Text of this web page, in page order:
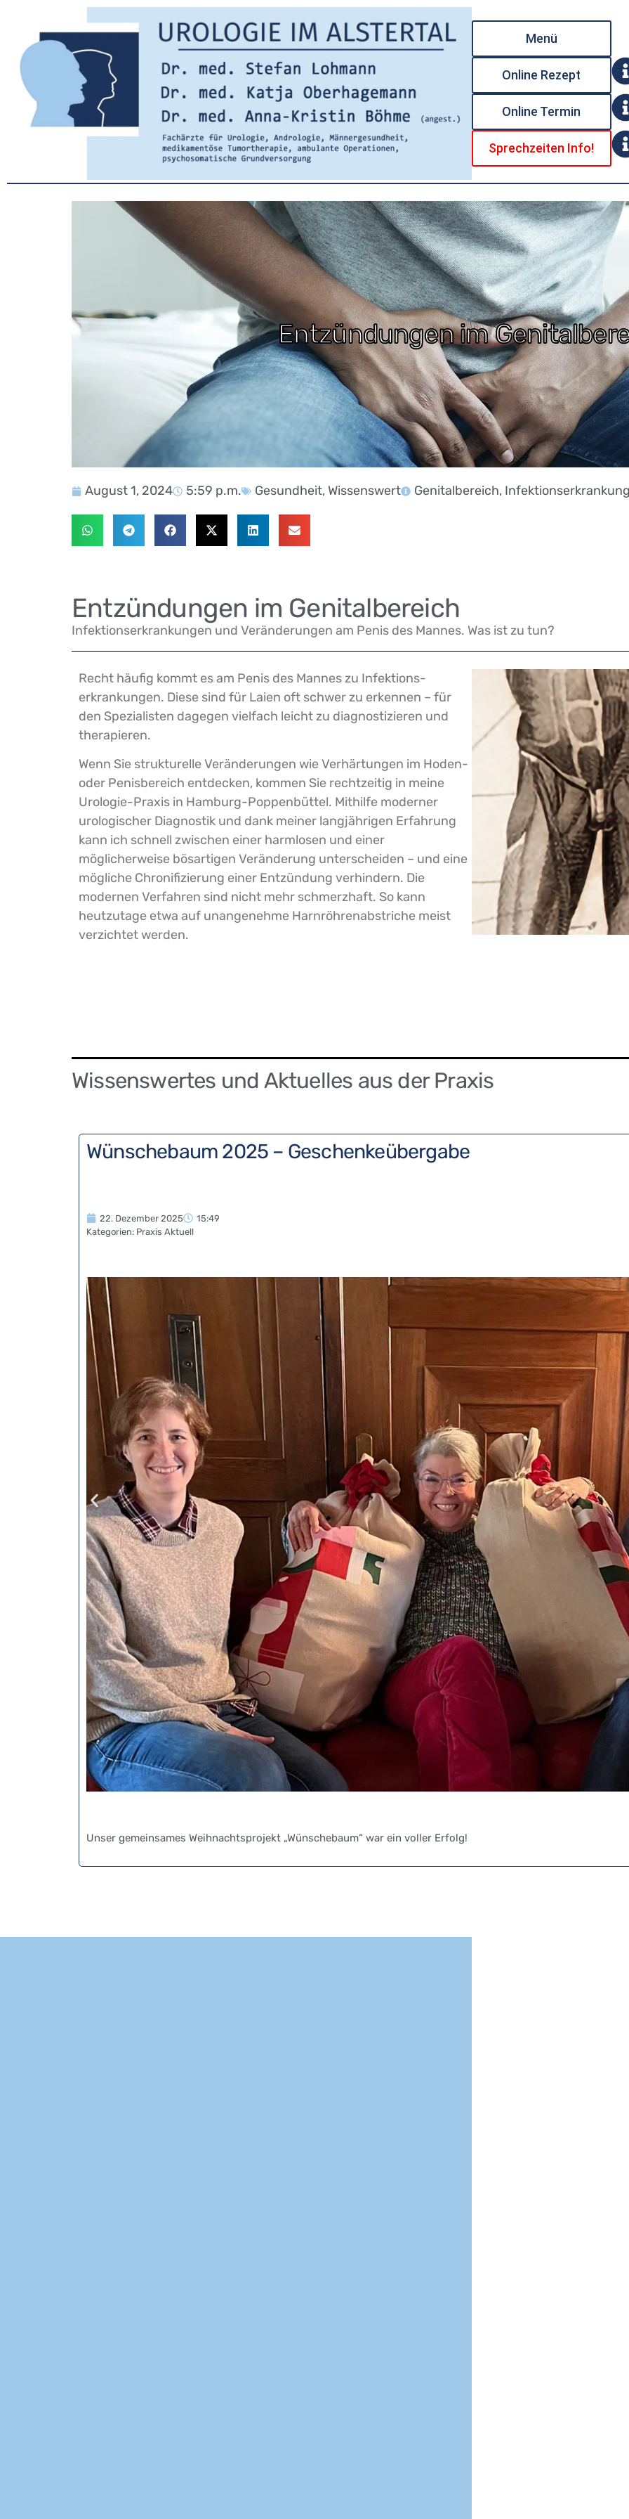
Menü
Online Rezept
Online Termin
Sprechzeiten Info!
Entzündungen im
August 1, 2024 5:59 p.m. Gesundheit, Wissenswert Genitalbereich,
Entzündungen im Genitalbereich
Infektions­erkrankungen und Veränderungen am Penis des Mannes. Was ist zu tun?
Recht häufig kommt es am Penis des Mannes zu Infektions­
erkrankungen. Diese sind für Laien oft schwer zu erkennen – für
den Spezialisten dagegen vielfach leicht zu diagnostizieren und
therapieren.
Wenn Sie strukturelle Veränderungen wie Verhärtungen im Hoden-
oder Penisbereich entdecken, kommen Sie rechtzeitig in meine
Urologie-Praxis in Hamburg-Poppenbüttel. Mithilfe moderner
urologischer Diagnostik und dank meiner langjährigen Erfahrung
kann ich schnell zwischen einer harmlosen und einer
möglicherweise bösartigen Veränderung unterscheiden – und eine
mögliche Chronifizierung einer Entzündung verhindern. Die
modernen Verfahren sind nicht mehr schmerzhaft. So kann
heutzutage etwa auf unangenehme Harnröhrenabstriche meist
verzichtet werden.
Wissenswertes und Aktuelles aus der Praxis
Wünschebaum 2025 – Geschenkeübergabe
22. Dezember 2025
15:49
Kategorien: Praxis Aktuell
Unser gemeinsames Weihnachtsprojekt „Wünschebaum“ war ein voller Erfolg!